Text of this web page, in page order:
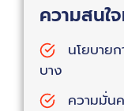
ความสนใ
นโยบาย
บาง
ความมั่น